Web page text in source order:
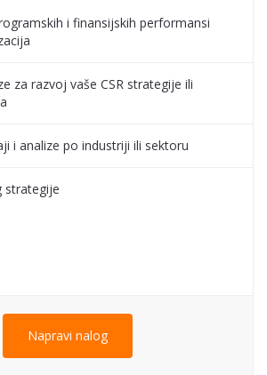
i finansijskih performansi
za razvoj vaše CSR strategije ili
i analize po industriji ili sektoru
strategije
Napravi nalog